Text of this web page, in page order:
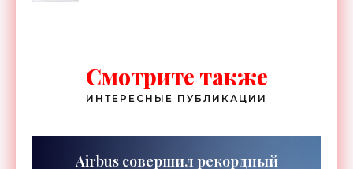
Смотрите также
ИНТЕРЕСНЫЕ ПУБЛИКАЦИИ
Airbus совершил рекордный